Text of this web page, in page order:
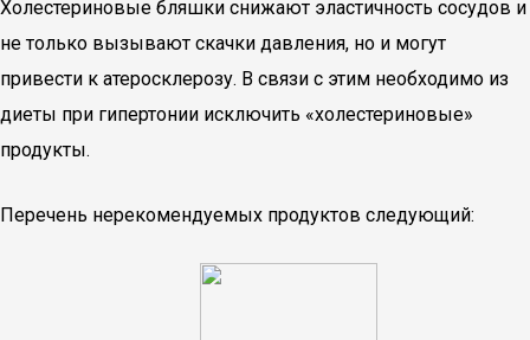
Холестериновые бляшки снижают эластичность сосудов и
не только вызывают скачки давления, но и могут
привести к атеросклерозу. В связи с этим необходимо из
диеты при гипертонии исключить «холестериновые»
продукты.
Перечень нерекомендуемых продуктов следующий: